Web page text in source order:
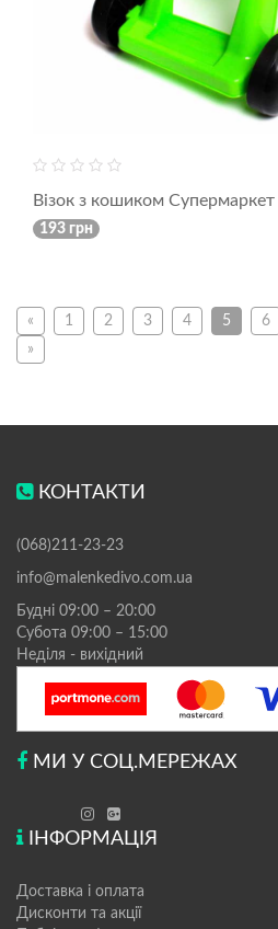
Візок з кошиком Супермаркет
193 грн
« 1 2 3 4 5 6
»
КОНТАКТИ
(068)211-23-23
info@malenkedivo.com.ua
Будні 09:00 – 20:00
Субота 09:00 – 15:00
Неділя - вихідний
МИ У СОЦ.МЕРЕЖАХ
ІНФОРМАЦІЯ
Доставка і оплата
Дисконти та акції